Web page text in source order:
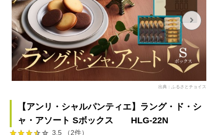
出典：ふるさとチョイス
【アンリ・シャルパンティエ】ラング・ド・シ
ャ・アソート Sボックス HLG-22N
3.5 （2件）